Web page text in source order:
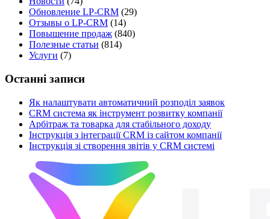
Обновление LP-CRM (29)
Отзывы о LP-CRM (14)
Повышение продаж (840)
Полезные статьи (814)
Услуги (7)
Останні записи
Як налаштувати автоматичний розподіл заявок
CRM система як інструмент розвитку компанії
Арбітраж та товарка для стабільного доходу
Інструкція з інтеграції CRM із сайтом компанії
Інструкція зі створення звітів у CRM системі